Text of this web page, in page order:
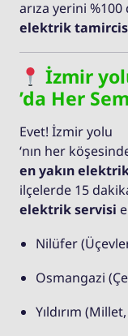
arıza yerini
elektrik
İzmir
’da Her
Evet! İzmir yolu
‘nın her
en yakın
ilçelerde 15
elektrik servisi
Nilüfer
Osmangazi
Yıldırım